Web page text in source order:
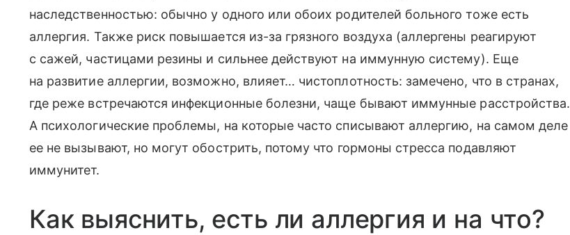
наследственностью: обычно у одного или обоих родителей больного тоже есть
аллергия. Также риск повышается из-за грязного воздуха (аллергены реагируют
с сажей, частицами резины и сильнее действуют на иммунную систему). Еще
на развитие аллергии, возможно, влияет… чистоплотность: замечено, что в странах,
где реже встречаются инфекционные болезни, чаще бывают иммунные расстройства.
А психологические проблемы, на которые часто списывают аллергию, на самом деле
ее не вызывают, но могут обострить, потому что гормоны стресса подавляют
иммунитет.
Как выяснить, есть ли аллергия и на что?